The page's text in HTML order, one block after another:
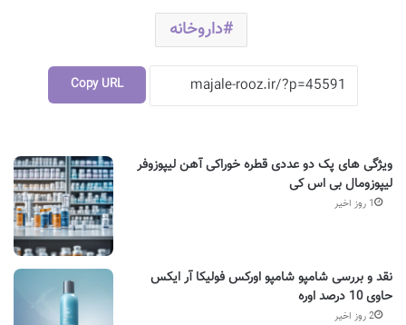
داروخانه
Copy URL
ویژگی های پک دو عددی قطره خوراکی آهن لیپوزوفر
لیپوزومال بی اس کی
1 روز اخیر
نقد و بررسی شامپو شامپو اورکس فولیکا آر ایکس
حاوی 10 درصد اوره
2 روز اخیر